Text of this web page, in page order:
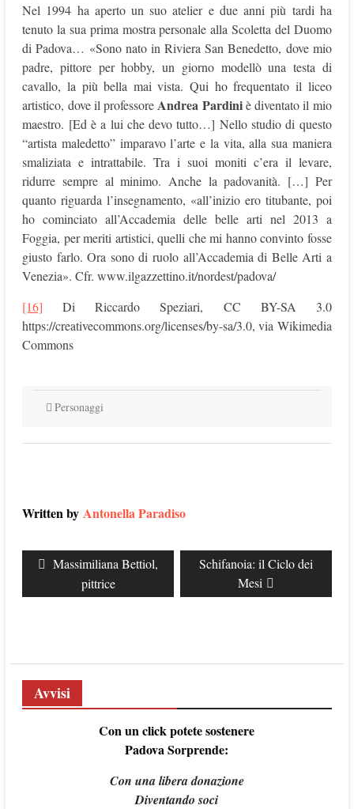
Nel 1994 ha aperto un suo atelier e due anni più tardi ha
tenuto la sua prima mostra personale alla Scoletta del Duomo
di Padova… «Sono nato in Riviera San Benedetto, dove mio
padre, pittore per hobby, un giorno modellò una testa di
cavallo, la più bella mai vista. Qui ho frequentato il liceo
artistico, dove il professore Andrea Pardiniè diventato il mio
maestro. [Ed è a lui che devo tutto…] Nello studio di questo
“artista maledetto” imparavo l’arte e la vita, alla sua maniera
smaliziata e intrattabile. Tra i suoi moniti c’era il levare,
ridurre sempre al minimo. Anche la padovanità. […] Per
quanto riguarda l’insegnamento, «all’inizio ero titubante, poi
ho cominciato all’Accademia delle belle arti nel 2013 a
Foggia, per meriti artistici, quelli che mi hanno convinto fosse
giusto farlo. Ora sono di ruolo all’Accademia di Belle Arti a
Venezia». Cfr. www.ilgazzettino.it/nordest/padova/
[16] Di Riccardo Speziari, CC BY-SA 3.0
https://creativecommons.org/licenses/by-sa/3.0, via Wikimedia
Commons
Personaggi
Written byAntonella Paradiso
Navigazione
articoliPrevious
Massimiliana Bettiol,
pittrice
Next
Schifanoia: il Ciclo dei
Mesi
Avvisi
Con un click potete sostenere
Padova Sorprende:
Con una libera donazione
Diventando soci